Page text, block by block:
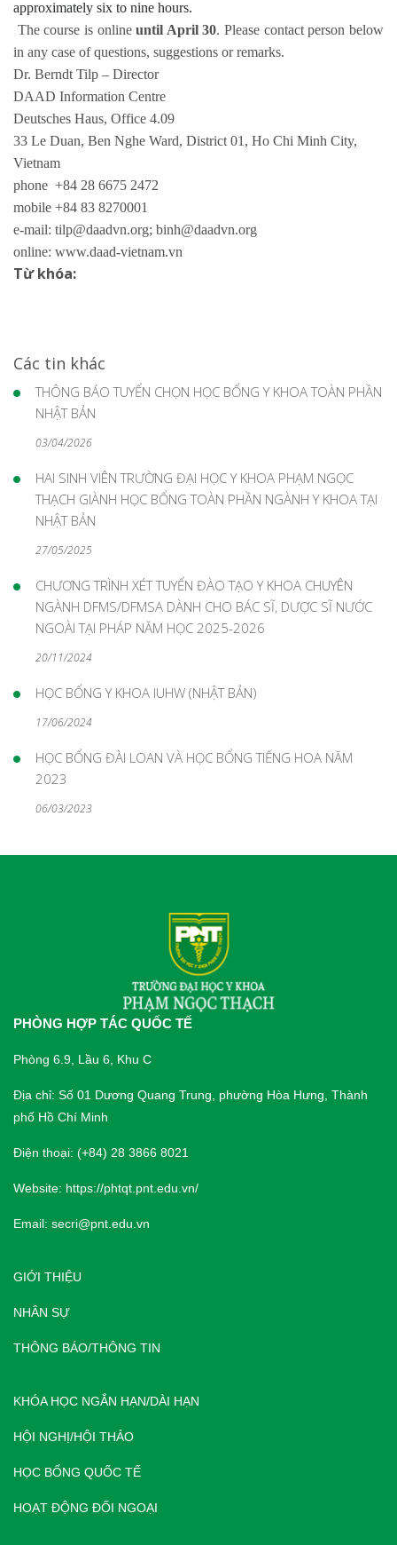
approximately six to nine hours.
The course is onlineuntil April 30. Please contact person below
in any case of questions, suggestions or remarks.
Dr. Berndt Tilp – Director
DAAD Information Centre
Deutsches Haus, Office 4.09
33 Le Duan, Ben Nghe Ward, District 01, Ho Chi Minh City,
Vietnam
phone +84 28 6675 2472
mobile +84 83 8270001
e-mail: tilp@daadvn.org; binh@daadvn.org
online: www.daad-vietnam.vn
Từ khóa:
Các tin khác
THÔNG BÁO TUYỂN CHỌN HỌC BỔNG Y KHOA TOÀN PHẦN
NHẬT BẢN
03/04/2026
HAI SINH VIÊN TRƯỜNG ĐẠI HỌC Y KHOA PHẠM NGỌC
THẠCH GIÀNH HỌC BỔNG TOÀN PHẦN NGÀNH Y KHOA TẠI
NHẬT BẢN
27/05/2025
CHƯƠNG TRÌNH XÉT TUYỂN ĐÀO TẠO Y KHOA CHUYÊN
NGÀNH DFMS/DFMSA DÀNH CHO BÁC SĨ, DƯỢC SĨ NƯỚC
NGOÀI TẠI PHÁP NĂM HỌC 2025-2026
20/11/2024
HỌC BỔNG Y KHOA IUHW (NHẬT BẢN)
17/06/2024
HỌC BỔNG ĐÀI LOAN VÀ HỌC BỔNG TIẾNG HOA NĂM
2023
06/03/2023
PHÒNG HỢP TÁC QUỐC TẾ
Phòng 6.9, Lầu 6, Khu C
Địa chỉ: Số 01 Dương Quang Trung, phường Hòa Hưng, Thành
phố Hồ Chí Minh
Điện thoại: (+84) 28 3866 8021
Website: https://phtqt.pnt.edu.vn/
Email: secri@pnt.edu.vn
GIỚI THIỆU
NHÂN SỰ
THÔNG BÁO/THÔNG TIN
KHÓA HỌC NGẮN HẠN/DÀI HẠN
HỘI NGHỊ/HỘI THẢO
HỌC BỔNG QUỐC TẾ
HOẠT ĐỘNG ĐỐI NGOẠI